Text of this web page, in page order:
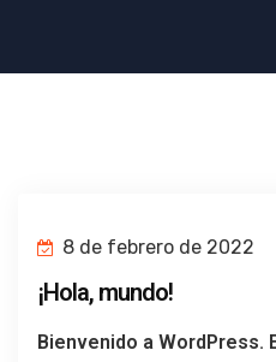
8 de febrero de 2022
¡Hola, mundo!
Bienvenido a WordPress.